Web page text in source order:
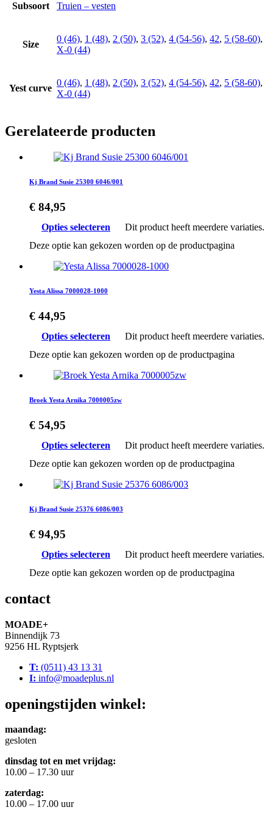
Subsoort Truien – vesten
Size
0 (46), 1 (48), 2 (50), 3 (52), 4 (54-56), 42, 5 (58-60),
X-0 (44)
Yest curve
0 (46), 1 (48), 2 (50), 3 (52), 4 (54-56), 42, 5 (58-60),
X-0 (44)
Gerelateerde producten
Kj Brand Susie 25300 6046/001
€ 84,95
Opties selecteren
Dit product heeft meerdere variaties.
Deze optie kan gekozen worden op de productpagina
Yesta Alissa 7000028-1000
€ 44,95
Opties selecteren
Dit product heeft meerdere variaties.
Deze optie kan gekozen worden op de productpagina
Broek Yesta Arnika 7000005zw
€ 54,95
Opties selecteren
Dit product heeft meerdere variaties.
Deze optie kan gekozen worden op de productpagina
Kj Brand Susie 25376 6086/003
€ 94,95
Opties selecteren
Dit product heeft meerdere variaties.
Deze optie kan gekozen worden op de productpagina
contact
MOADE+
Binnendijk 73
9256 HL Ryptsjerk
T: (0511) 43 13 31
I: info@moadeplus.nl
openingstijden winkel:
maandag:
gesloten
dinsdag tot en met vrijdag:
10.00 – 17.30 uur
zaterdag:
10.00 – 17.00 uur